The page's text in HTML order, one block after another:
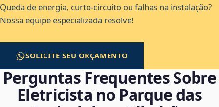
Queda de energia, curto-circuito ou falhas na instalação?
Nossa equipe especializada resolve!
SOLICITE SEU ORÇAMENTO
Perguntas Frequentes Sobre
Eletricista no Parque das